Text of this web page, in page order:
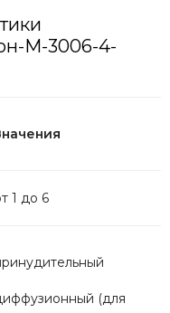
М-3006-4-
1 до 6
(для